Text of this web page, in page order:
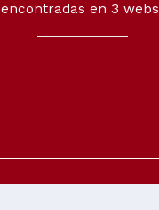
encontradas en 3 webs